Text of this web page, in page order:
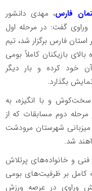
فارس، مهدی دانشور
گفت: در مرحله اول
۱۵ تیم از سراسر استان فارس برگزار شد، تیم
بازیکنان کاملاً بومی
خود کرده و بار دیگر
بگذارد.
سخت‌کوش و با انگیزه، به
دوم مسابقات که از
به میزبانی شهرستان مرودشت
شد.
و خانواده‌های پرتلاش
کامل بر ظرفیت‌های بومی
وراوی در عرصه ورزش